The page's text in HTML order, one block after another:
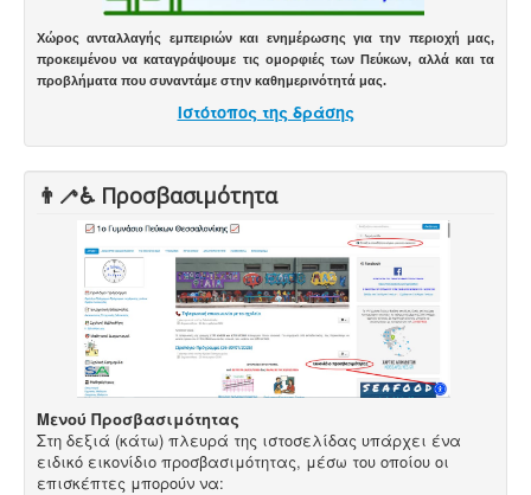
Χώρος ανταλλαγής εμπειριών και ενημέρωσης για την περιοχή μας,
προκειμένου να καταγράψουμε τις ομορφιές των Πεύκων, αλλά και τα
προβλήματα που συναντάμε στην καθημερινότητά μας.
Ιστότοπος της δράσης
👨‍🦯♿️ Προσβασιμότητα
Μενού Προσβασιμότητας
Στη δεξιά (κάτω) πλευρά της ιστοσελίδας υπάρχει ένα
ειδικό εικονίδιο προσβασιμότητας, μέσω του οποίου οι
επισκέπτες μπορούν να: